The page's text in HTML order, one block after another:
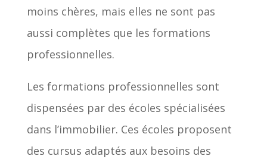
moins chères, mais elles ne sont pas
aussi complètes que les formations
professionnelles.
Les formations professionnelles sont
dispensées par des écoles spécialisées
dans l’immobilier. Ces écoles proposent
des cursus adaptés aux besoins des